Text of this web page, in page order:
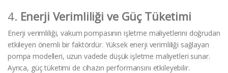
4. Enerji Verimliliği ve Güç Tüketimi
Enerji verimliliği, vakum pompasının işletme maliyetlerini doğrudan
etkileyen önemli bir faktördür. Yüksek enerji verimliliği sağlayan
pompa modelleri, uzun vadede düşük işletme maliyetleri sunar.
Ayrıca, güç tüketimi de cihazın performansını etkileyebilir.